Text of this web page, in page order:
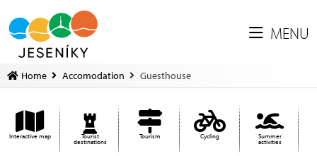
MENU
Home Accomodation Guesthouse
Interactive map Tourist
destinations
Tourism Cycling Summer
activities